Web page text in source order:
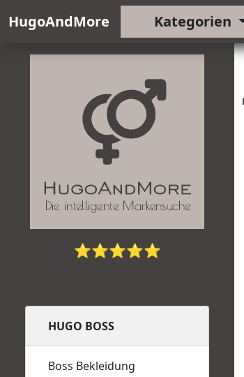
HugoAndMore Kategorien
⭐⭐⭐⭐⭐
HUGO BOSS
Boss Bekleidung